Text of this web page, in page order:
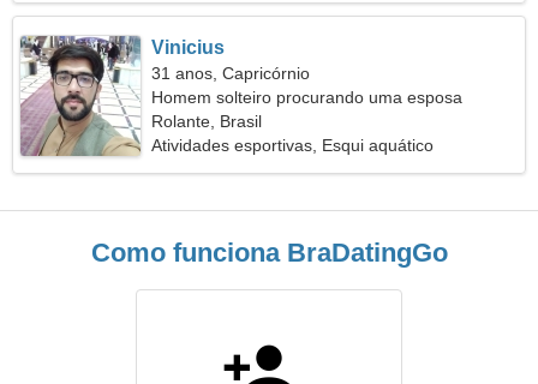
Vinicius
31 anos, Capricórnio
Homem solteiro procurando uma esposa
Rolante, Brasil
Atividades esportivas, Esqui aquático
Como funciona BraDatingGo